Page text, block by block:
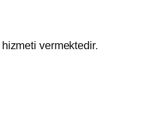
vermektedir.